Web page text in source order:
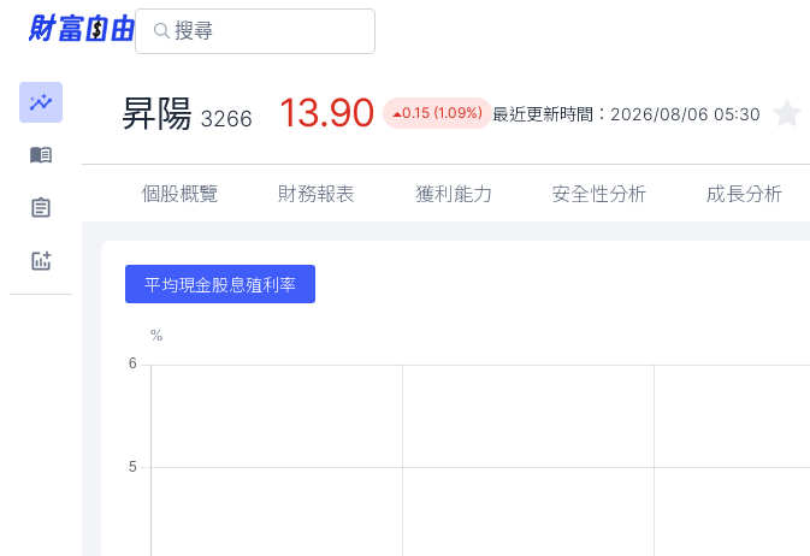
昇陽 3266 13.90 0.15 (1.09%) 最近更新時間： 2026/08/06 05:30
個股概覽 財務報表 獲利能力 安全性分析 成長分析
平均現金股息殖利率